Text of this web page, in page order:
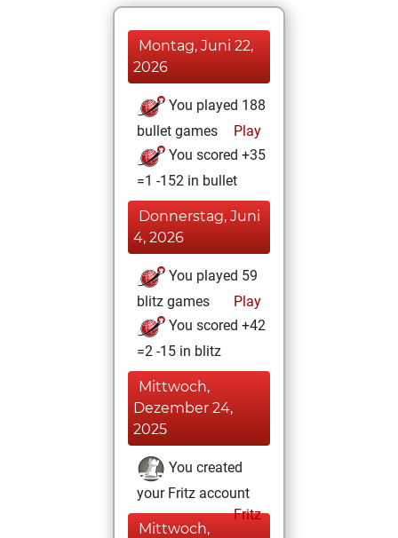
Montag, Juni 22,
2026
You played 188
bullet games
Play
You scored +35
=1 -152 in bullet
Donnerstag, Juni
4, 2026
You played 59
blitz games
Play
You scored +42
=2 -15 in blitz
Mittwoch,
Dezember 24,
2025
You created
your Fritz account
Fritz
Mittwoch,